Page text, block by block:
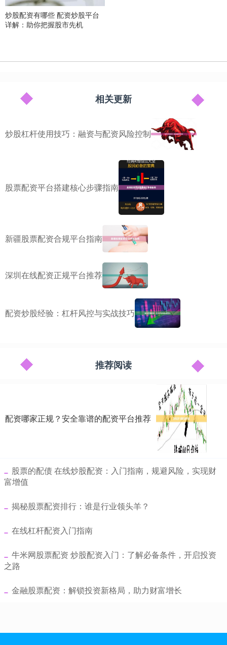
炒股配资有哪些 配资炒股平台
详解：助你把握股市先机
相关更新
炒股杠杆使用技巧：融资与配资风险控制
股票配资平台搭建核心步骤指南
新疆股票配资合规平台指南
深圳在线配资正规平台推荐
配资炒股经验：杠杆风控与实战技巧
推荐阅读
配资哪家正规？安全靠谱的配资平台推荐
​股票的配债 在线炒股配资：入门指南，规避风险，实现财
富增值
​揭秘股票配资排行：谁是行业领头羊？
​在线杠杆配资入门指南
​牛米网股票配资 炒股配资入门：了解必备条件，开启投资
之路
​金融股票配资：解锁投资新格局，助力财富增长